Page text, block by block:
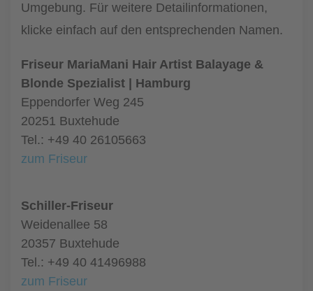
Umgebung. Für weitere Detailinformationen,
klicke einfach auf den entsprechenden Namen.
Friseur MariaMani Hair Artist Balayage &
Blonde Spezialist | Hamburg
Eppendorfer Weg 245
20251 Buxtehude
Tel.: +49 40 26105663
zum Friseur
Schiller-Friseur
Weidenallee 58
20357 Buxtehude
Tel.: +49 40 41496988
zum Friseur